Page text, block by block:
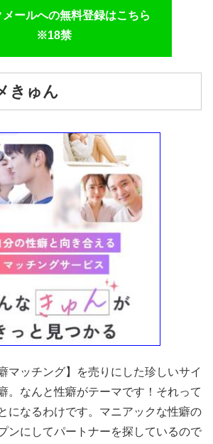
メールへの無料登録はこちら
※18禁
きゅん
マッチング】を売りにした珍しいサイ
。なんと性癖がテーマです！それって
になるわけです。マニアックな性癖の
ンにしてパートナーを探しているので